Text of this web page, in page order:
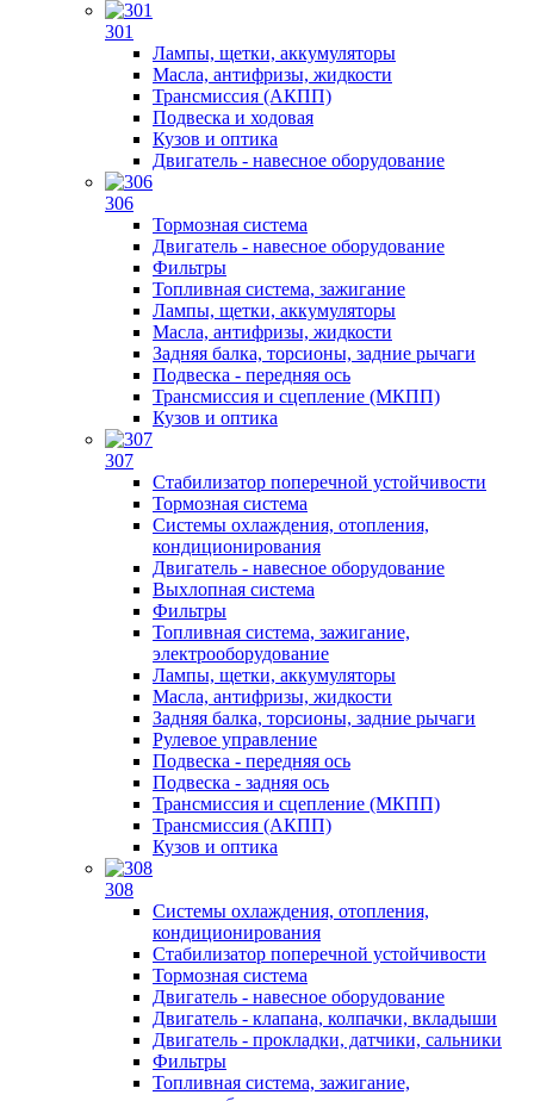
301
Лампы, щетки, аккумуляторы
Масла, антифризы, жидкости
Трансмиссия (АКПП)
Подвеска и ходовая
Кузов и оптика
Двигатель - навесное оборудование
306
Тормозная система
Двигатель - навесное оборудование
Фильтры
Топливная система, зажигание
Лампы, щетки, аккумуляторы
Масла, антифризы, жидкости
Задняя балка, торсионы, задние рычаги
Подвеска - передняя ось
Трансмиссия и сцепление (МКПП)
Кузов и оптика
307
Стабилизатор поперечной устойчивости
Тормозная система
Системы охлаждения, отопления,
кондиционирования
Двигатель - навесное оборудование
Выхлопная система
Фильтры
Топливная система, зажигание,
электрооборудование
Лампы, щетки, аккумуляторы
Масла, антифризы, жидкости
Задняя балка, торсионы, задние рычаги
Рулевое управление
Подвеска - передняя ось
Подвеска - задняя ось
Трансмиссия и сцепление (МКПП)
Трансмиссия (АКПП)
Кузов и оптика
308
Системы охлаждения, отопления,
кондиционирования
Стабилизатор поперечной устойчивости
Тормозная система
Двигатель - навесное оборудование
Двигатель - клапана, колпачки, вкладыши
Двигатель - прокладки, датчики, сальники
Фильтры
Топливная система, зажигание,